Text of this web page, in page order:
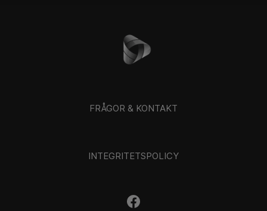
FRÅGOR & KONTAKT
INTEGRITETSPOLICY